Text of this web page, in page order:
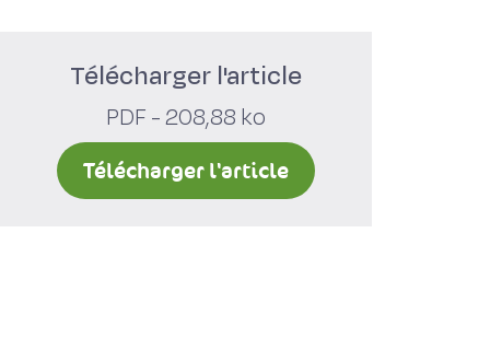
Télécharger l'article
PDF - 208,88 ko
Télécharger l'article